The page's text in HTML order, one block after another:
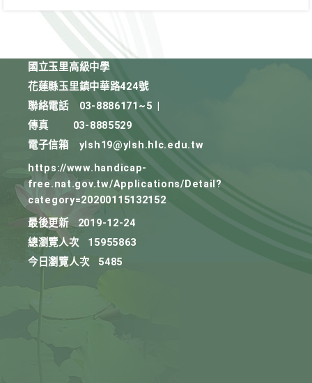
國立玉里高級中學
花蓮縣玉里鎮中華路424號
聯絡電話
03-8886171~5
傳真
03-8885529
電子信箱
ylsh19@ylsh.hlc.edu.tw
https://www.handicap-
free.nat.gov.tw/Applications/Detail?
category=20200115132152
最後更新
2019-12-24
總瀏覽人次
15955863
今日瀏覽人次
5485